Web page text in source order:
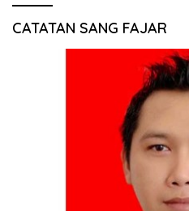
CATATAN SANG FAJAR